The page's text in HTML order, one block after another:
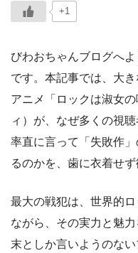
+1
びわおちゃんブログへ
です。本記事では、大
アニメ「ロックは淑女
ィ）が、なぜ多くの視
率直に言って「失敗作
るのかを、歯に衣着せず
最大の戦犯は、世界的
ながら、その実力と魅
末としか言いようのな